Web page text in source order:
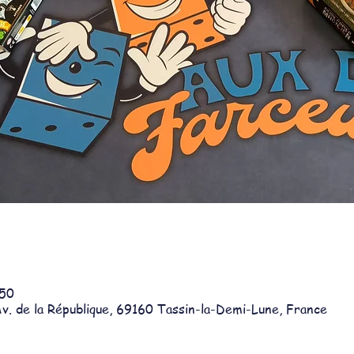
de la République, 69160 Tassin-la-Demi-Lune, France